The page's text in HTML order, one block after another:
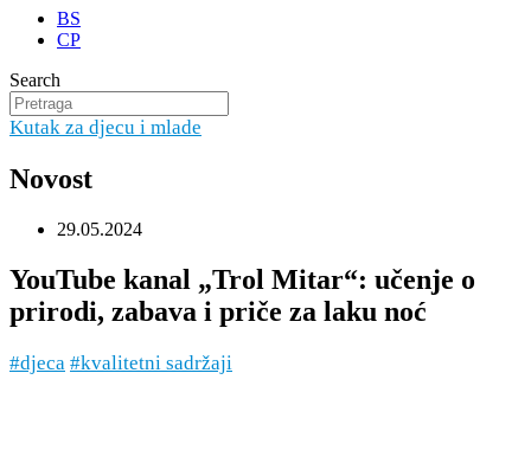
BS
CP
Search
Kutak za djecu i mlade
Novost
29.05.2024
YouTube kanal „Trol Mitar“: učenje o
prirodi, zabava i priče za laku noć
#djeca #kvalitetni sadržaji